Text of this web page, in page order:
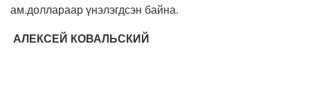
ам.доллараар үнэлэгдсэн байна.
АЛЕКСЕЙ КОВАЛЬСКИЙ